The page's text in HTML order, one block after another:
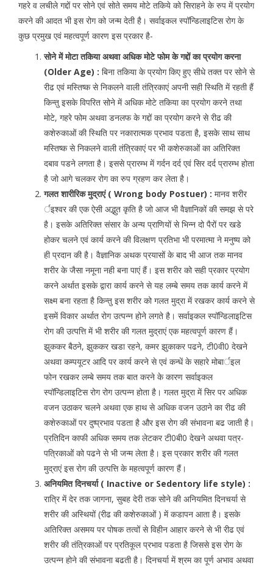
गहरे व लचीले गद्दों पर सोने एवं सोते समय मोटे तकिये को सिराहने के रुप में प्रयोग
करने की आदत भी इस रोग को जन्म देती है। सर्वाइकल स्पॉन्डिलाइटिस रोग के
कुछ प्रमुख एवं महत्वपूर्ण कारण इस प्रकार है-
सोने में मोटा तकिया अथवा अधिक मोटे फोम के गद्दों का प्रयोग करना
(Older Age) : बिना तकिया के प्रयोग किए हुए सीधे तक्त पर सोने से
रीढ एवं मस्तिष्क से निकलने वाली तंत्रिकाएं अपनी सही स्थिति में रहती हैं
किन्तु इसके विपरित सोने में अधिक मोटे तकिया का प्रयोग करने तथा
मोटे, गहरे फोम अथवा डनलफ के गद्दों का प्रयोग करने से रीढ की
कशेरुकाओं की स्थिति पर नकारात्मक प्रभाव पडता है, इसके साथ साथ
मस्तिष्क से निकलने वाली तंत्रिकाएं पर भी कशेरुकाओं का अतिरिक्त
दबाव पडने लगता है। इससे प्रारम्भ में गर्दन दर्द एवं सिर दर्द प्रारम्भ होता
है जो आगे चलकर रोग का रुप ग्रहण कर लेता है।
गलत शारीरिक मुद्राएं ( Wrong body Postuer) : मानव शरीर
र्इश्वर की एक ऐसी अद्भुत कृति है जो आज भी वैज्ञानिकों की समझ से परे
है। इसके अतिरिक्त संसार के अन्य प्राणियों से भिन्न दो पैरों पर खडे
होकर चलने एवं कार्य करने की विलक्षण प्रतिभा भी परमात्मा ने मनुष्य को
ही प्रदान की है। वैज्ञानिक अथक प्रयासों के बाद भी आज तक मानव
शरीर के जैसा नमूना नही बना पाएं हैं। इस शरीर को सही प्रकार प्रयोग
करने अर्थात इसके द्वारा कार्य करने से यह लम्बे समय तक कार्य करने में
सक्ष्म बना रहता है किन्तु इस शरीर को गलत मुद्रा में रखकर कार्य करने से
इसमें विकार अर्थात रोग उत्पन्न होने लगते है। सर्वाइकल स्पॉन्डिलाइटिस
रोग की उत्पत्ति में भी शरीर की गलत मुद्राएं एक महत्वपूर्ण कारण हैं।
झुककर बैठने, झुककर खडा रहने, कमर झुकाकर पढने, टी0वी0 देखने
अथवा कम्पयूटर आदि पर कार्य करने से एवं कन्धें के सहारे मोबार्इल
फोन रखकर लम्बे समय तक बात करने के कारण सर्वाइकल
स्पॉन्डिलाइटिस रोग रोग उत्पन्न होता है। गलत मुद्रा में सिर पर अधिक
वजन उठाकर चलने अथवा एक हाथ से अधिक वजन उठाने का रीढ की
कशेरुकाओं पर दुष्प्रभाव पडता है और इस रोग की संभावना बढ जाती है।
प्रतिदिन काफी अधिक समय तक लेटकर टी0बी0 देखने अथवा पत्र-
पत्रिकाओं को पढने से भी जन्म लेता है। इस प्रकार शरीर की गलत
मुद्राएं इस रोग की उत्पत्ति के महत्वपूर्ण कारण हैं।
अनियमित दिनचर्या ( Inactive or Sedentory life style) :
रात्रि में देर तक जागना, सुबह देरी तक सोने की अनियमित दिनचर्या से
शरीर की अस्थियों (रीढ की कशेरुकाओं ) में कडापन आता है। इसके
अतिरिक्त असमय पर पोषक तत्वों से विहीन आहार करने से भी रीढ एवं
शरीर की तंत्रिकाओं पर प्रतिकूल प्रभाव पडता है जिससे इस रोग के
उत्पन्न होने की संभावना बढती है। दिनचर्या में श्रम का पूर्ण अभाव अथवा